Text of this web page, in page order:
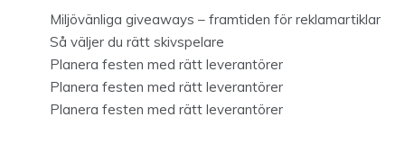
Miljövänliga giveaways – framtiden för reklamartiklar
Så väljer du rätt skivspelare
Planera festen med rätt leverantörer
Planera festen med rätt leverantörer
Planera festen med rätt leverantörer